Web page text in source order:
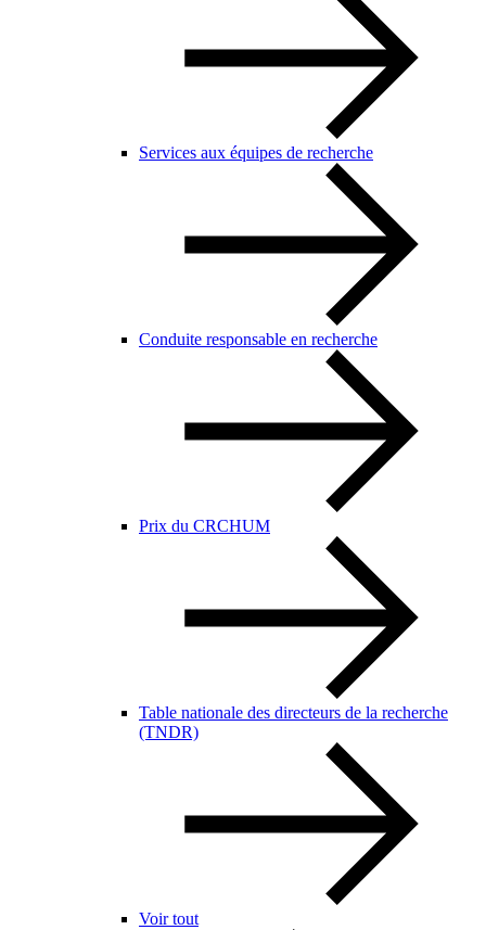
Services aux équipes de recherche
Conduite responsable en recherche
Prix du CRCHUM
Table nationale des directeurs de la recherche
(TNDR)
Voir tout